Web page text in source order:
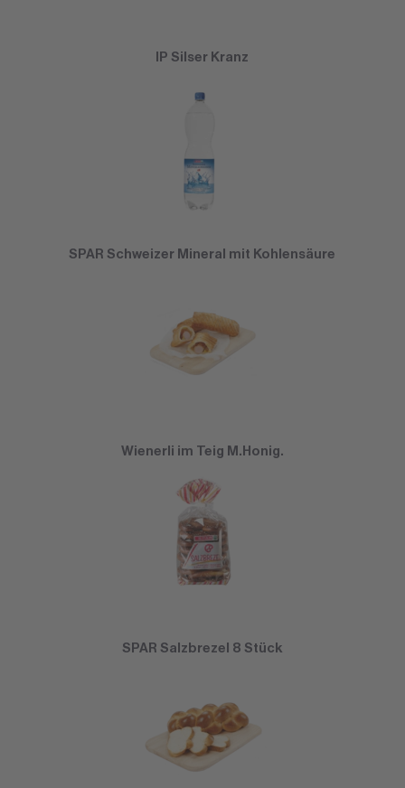
IP Silser Kranz
SPAR Schweizer Mineral mit Kohlensäure
Wienerli im Teig M.Honig.
SPAR Salzbrezel 8 Stück